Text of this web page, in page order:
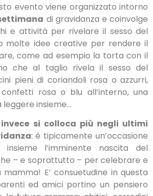
evento viene organizzato intorno
di gravidanza e coinvolge
e attività per rivelare il sesso del
molte idee creative per rendere il
come ad esempio la torta con il
che al taglio rivela il sesso del
pieni di coriandoli rosa o azzurri,
rosa o blu all’interno, una
insieme…
si colloca più negli ultimi
: è tipicamente un’occasione
l’imminente nascita del
– e soprattutto – per celebrare e
mamma! E’ consuetudine in questa
ed amici portino un pensiero